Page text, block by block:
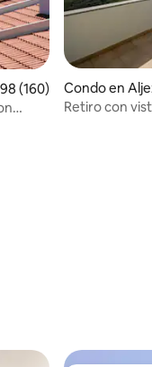
promedio: 4.98
(160)
Condo en
Retiro con